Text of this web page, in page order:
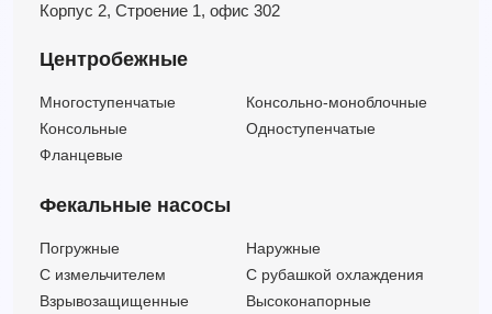
Корпус 2, Строение 1, офис 302
Центробежные
Многоступенчатые
Консольно-моноблочные
Консольные
Одноступенчатые
Фланцевые
Фекальные насосы
Погружные
Наружные
C измельчителем
С рубашкой охлаждения
Взрывозащищенные
Высоконапорные